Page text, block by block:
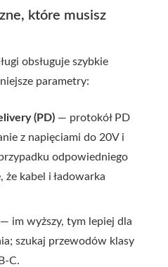
które musisz
obsługuje szybkie
parametry:
(PD) — protokół PD
z napięciami do 20V i
odpowiedniego
że kabel i ładowarka
im wyższy, tym lepiej dla
szukaj przewodów klasy
C.